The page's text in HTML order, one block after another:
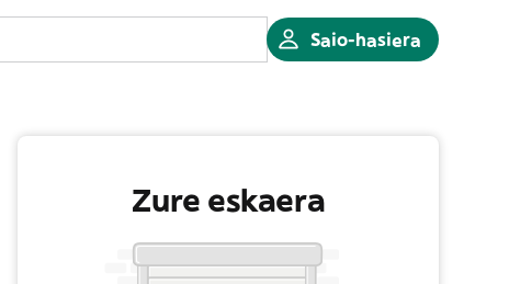
Saio-hasiera
Zure eskaera